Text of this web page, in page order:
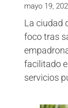
mayo 19,
La ciudad
foco tras
facilitado
servicios